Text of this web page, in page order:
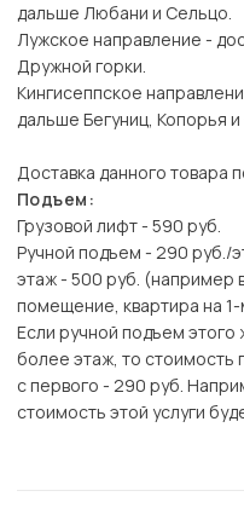
дальше Любани и Сельцо.
Лужское направление -
Дружной горки.
Кингисеппское
дальше Бегуниц, Копорья
Доставка данного товара
Подъем:
Грузовой лифт - 590 руб.
Ручной подъем - 290 руб./
этаж - 500 руб. (например
помещение, квартира на
Если ручной подъем этого
более этаж, то стоимость
с первого - 290 руб.
стоимость этой услуги